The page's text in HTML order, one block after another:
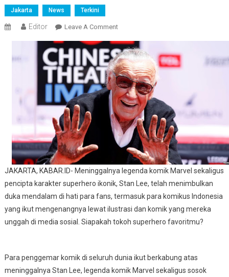
Jakarta News Terkini
Editor Leave A CommentOn
Indonesia
Turut
Berduka
Atas
Meninggalnya
Legenda
Komik
Stan
Lee
JAKARTA, KABAR.ID- Meninggalnya legenda komik Marvel sekaligus
pencipta karakter superhero ikonik, Stan Lee, telah menimbulkan
duka mendalam di hati para fans, termasuk para komikus Indonesia
yang ikut mengenangnya lewat ilustrasi dan komik yang mereka
unggah di media sosial. Siapakah tokoh superhero favoritmu?
Para penggemar komik di seluruh dunia ikut berkabung atas
meninggalnya Stan Lee, legenda komik Marvel sekaligus sosok